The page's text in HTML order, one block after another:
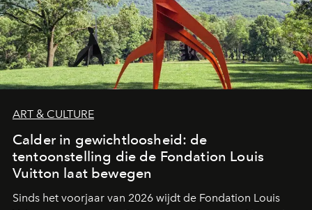
ART & CULTURE
Calder in gewichtloosheid: de
tentoonstelling die de Fondation Louis
Vuitton laat bewegen
Sinds het voorjaar van 2026 wijdt de Fondation Louis